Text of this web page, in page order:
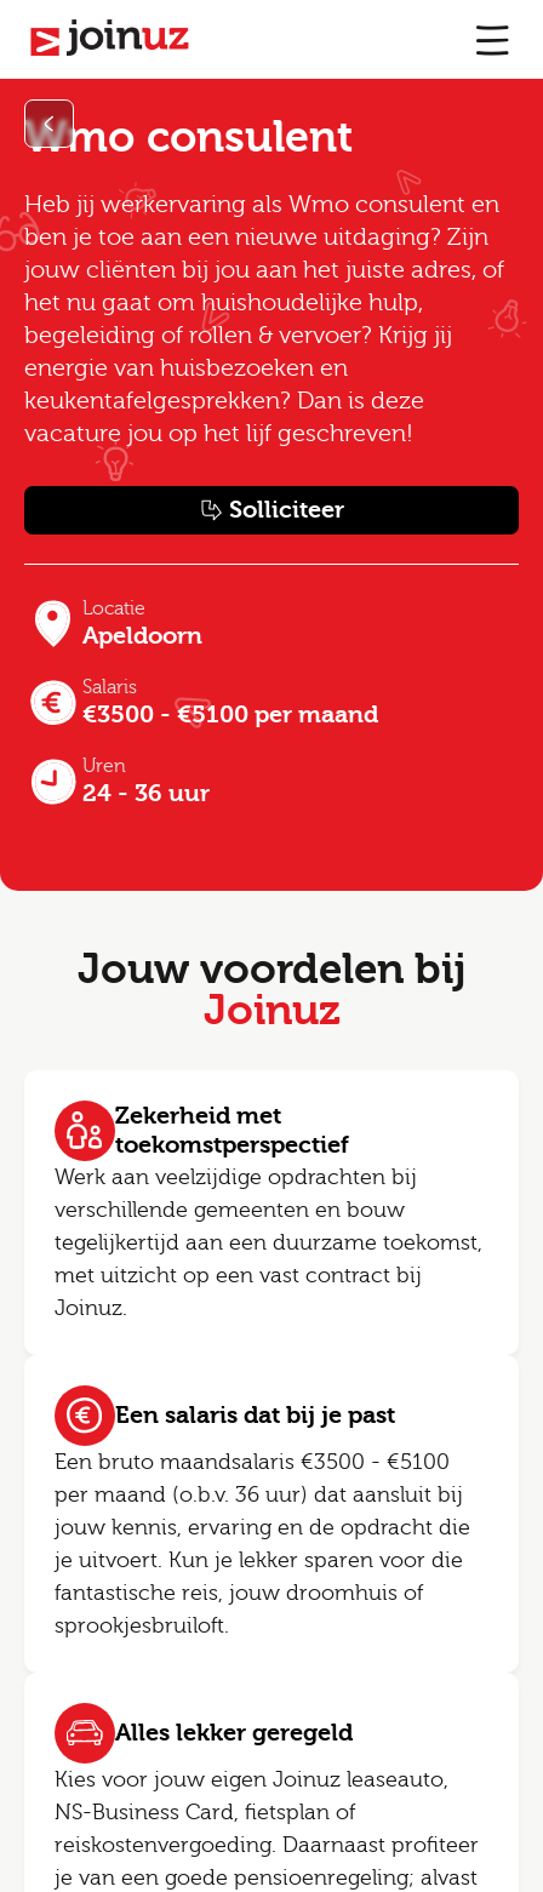
Wmo consulent
Heb jij werkervaring als Wmo consulent en
ben je toe aan een nieuwe uitdaging? Zijn
jouw cliënten bij jou aan het juiste adres, of
het nu gaat om huishoudelijke hulp,
begeleiding of rollen & vervoer? Krijg jij
energie van huisbezoeken en
keukentafelgesprekken? Dan is deze
vacature jou op het lijf geschreven!
Solliciteer
Locatie
Apeldoorn
Salaris
€3500 - €5100 per maand
Uren
24 - 36 uur
Jouw voordelen bij
Joinuz
Zekerheid met
toekomstperspectief
Werk aan veelzijdige opdrachten bij
verschillende gemeenten en bouw
tegelijkertijd aan een duurzame toekomst,
met uitzicht op een vast contract bij
Joinuz.
Een salaris dat bij je past
Een bruto maandsalaris €3500 - €5100
per maand (o.b.v. 36 uur) dat aansluit bij
jouw kennis, ervaring en de opdracht die
je uitvoert. Kun je lekker sparen voor die
fantastische reis, jouw droomhuis of
sprookjesbruiloft.
Alles lekker geregeld
Kies voor jouw eigen Joinuz leaseauto,
NS-Business Card, fietsplan of
reiskostenvergoeding. Daarnaast profiteer
je van een goede pensioenregeling; alvast